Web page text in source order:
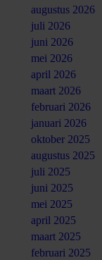
augustus 2026
juli 2026
juni 2026
mei 2026
april 2026
maart 2026
februari 2026
januari 2026
oktober 2025
augustus 2025
juli 2025
juni 2025
mei 2025
april 2025
maart 2025
februari 2025